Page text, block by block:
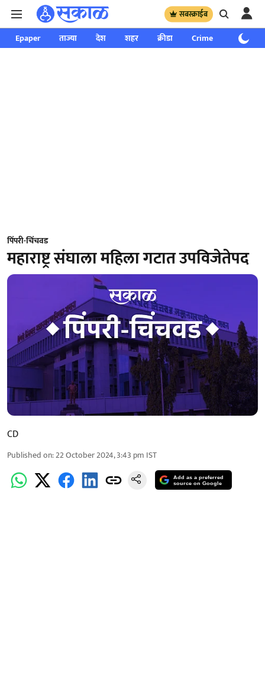
सबस्क्राईब
Epaper ताज्या देश शहर क्रीडा Crime साप्ताहिक
पिंपरी-चिंचवड
महाराष्ट्र संघाला महिला गटात उपविजेतेपद
CD
Published on:22 October 2024, 3:43 pm IST
Add as a preferred
source on Google